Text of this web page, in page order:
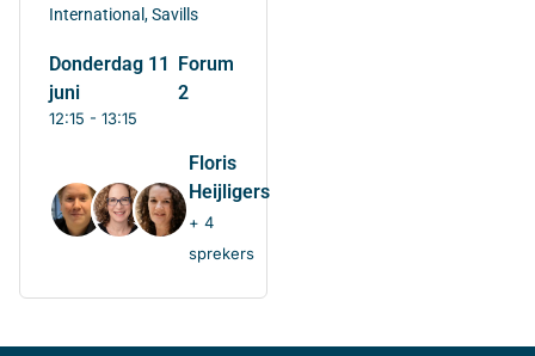
International, Savills
donderdag 11
juni
12:15 - 13:15
Forum
2
Floris
Heijligers
+ 4
sprekers